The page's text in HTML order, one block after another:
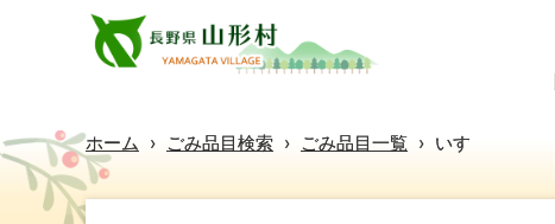
ホーム › ごみ品目検索 › ごみ品目一覧 › いす